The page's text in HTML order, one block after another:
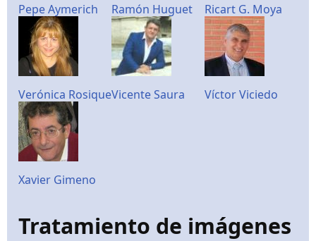
Pepe Aymerich Ramón Huguet Ricart G. Moya
Verónica RosiqueVicente Saura Víctor Viciedo
Xavier Gimeno
Tratamiento de imágenes